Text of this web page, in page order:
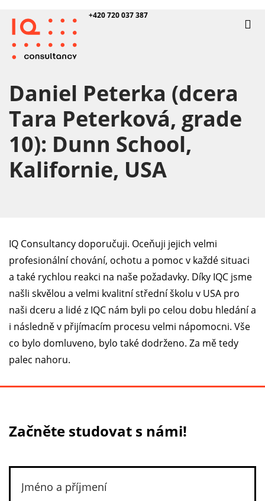
+420 720 037 387
Daniel Peterka (dcera
Tara Peterková, grade
10): Dunn School,
Kalifornie, USA
IQ Consultancy doporučuji. Oceňuji jejich velmi
profesionální chování, ochotu a pomoc v každé situaci
a také rychlou reakci na naše požadavky. Díky IQC jsme
našli skvělou a velmi kvalitní střední školu v USA pro
naši dceru a lidé z IQC nám byli po celou dobu hledání a
i následně v přijímacím procesu velmi nápomocni. Vše
co bylo domluveno, bylo také dodrženo. Za mě tedy
palec nahoru.
Začněte studovat s námi!